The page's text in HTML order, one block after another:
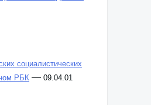
социалистических
РБК — 09.04.01